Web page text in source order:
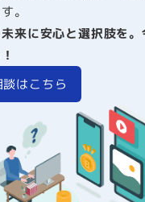
。
来に安心と選択肢を。
はこちら